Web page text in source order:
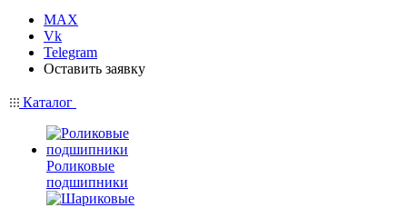
MAX
Vk
Telegram
Оставить заявку
Каталог
Роликовые
подшипники